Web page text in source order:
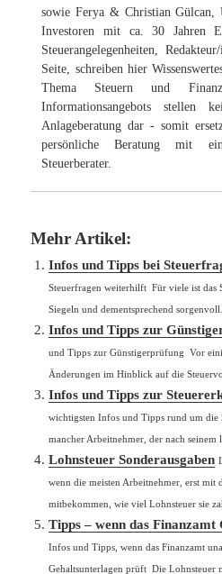
sowie Ferya & Christian Gülcan,
Investoren mit ca. 30 Jahren
Steuerangelegenheiten,
Seite, schreiben hier
Thema Steuern und
Informationsangebots stellen
Anlageberatung dar - somit
persönliche Beratung mit
Steuerberater.
Mehr Artikel:
Infos und Tipps bei
Steuerfragen weiterhilft Für viele ist das
Siegeln und dementsprechend
Infos und Tipps zur
und Tipps zur Günstigerprüfung Vor
Änderungen im Hinblick auf die
Infos und Tipps zur
wichtigsten Infos und Tipps rund um die
mancher Arbeitnehmer, der nach seinem
Lohnsteuer Sonderausgaben
wenn die meisten Arbeitnehmer, erst mit
mitbekommen, wie viel Lohnsteuer sie
Tipps – wenn das
Infos und Tipps, wenn das Finanzamt
Gehaltsunterlagen prüft Die Lohnsteuer